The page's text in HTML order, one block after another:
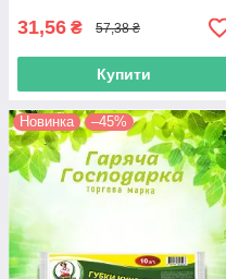
31,56 ₴ 57,38 ₴
Купити
Новинка –45%